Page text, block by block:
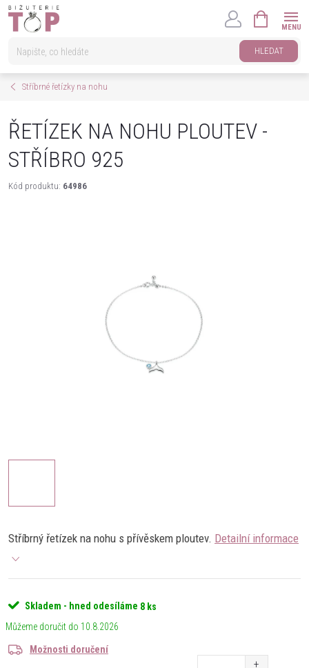
Přejít
HLEDAT
KOŠÍK
Stříbrné řetízky na nohu
ŘETÍZEK NA NOHU PLOUTEV -
STŘÍBRO 925
Kód produktu: 64986
Stříbrný řetízek na nohu s přívěskem ploutev. Detailní informace
Skladem - hned odesíláme 8 ks
10.8.2026
Možnosti doručení